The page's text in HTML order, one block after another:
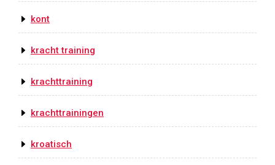
kont
kracht training
krachttraining
krachttrainingen
kroatisch